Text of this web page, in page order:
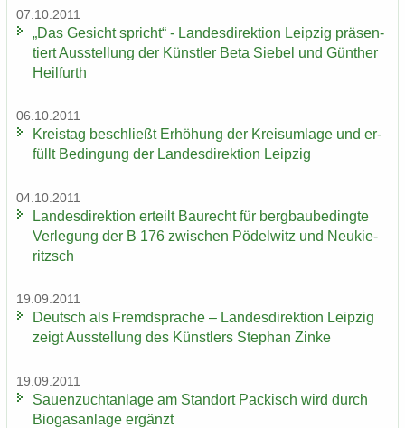
07.10.2011
„Das Ge­sicht spricht“ - Lan­des­di­rek­ti­on Leip­zig prä­sen­
tiert Aus­stel­lung der Künst­ler Beta Sie­bel und Gün­ther
Heil­furth
06.10.2011
Kreis­tag be­schließt Er­hö­hung der Kreis­um­la­ge und er­
füllt Be­din­gung der Lan­des­di­rek­ti­on Leip­zig
04.10.2011
Lan­des­di­rek­ti­on er­teilt Bau­recht für berg­bau­be­ding­te
Ver­le­gung der B 176 zwi­schen Pö­del­witz und Neu­kie­
ritzsch
19.09.2011
Deutsch als Fremd­spra­che – Lan­des­di­rek­ti­on Leip­zig
zeigt Aus­stel­lung des Künst­lers Ste­phan Zinke
19.09.2011
Sauen­zucht­an­la­ge am Stand­ort Pa­ckisch wird durch
Bio­gas­an­la­ge er­gänzt